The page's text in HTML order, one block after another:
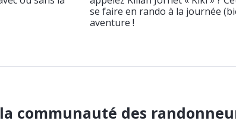
se faire en rando à la journée
aventure !
communauté des